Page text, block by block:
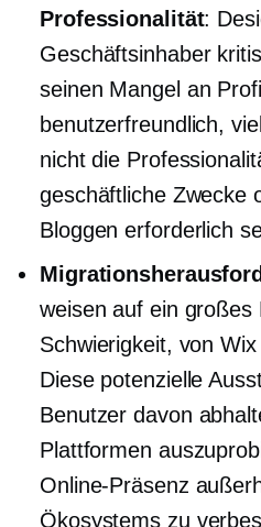
Professionalität:
Geschäftsinhaber
seinen Mangel an
benutzerfreundlich,
nicht die
geschäftliche Zwecke
Bloggen erforderlich
weisen auf ein großes
Schwierigkeit, von
Diese potenzielle
Benutzer davon
Plattformen
Online-Präsenz
Ökosystems zu